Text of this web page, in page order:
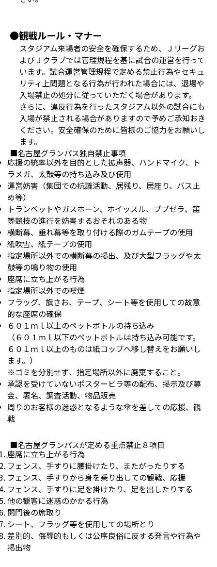
●観戦ルール・マナー
スタジアム来場者の安全を確保するため、Ｊリーグお
よびＪクラブでは管理規程を基に試合の運営を行って
います。試合運営管理規程で定める禁止行為やセキュ
リティ上問題となる行為が行われた場合には、退場や
入場禁止の処分に従っていただく場合があります。
さらに、違反行為を行ったスタジアム以外の試合にも
入場が禁止される場合がありますので予めご承知おき
ください。安全確保のために皆様のご協力をお願いし
ます。
■名古屋グランパス独自禁止事項
応援の統率以外を目的とした拡声器、ハンドマイク、ト
ラメガ、太鼓等の持ち込み及び使用
運営妨害（集団での抗議活動、居残り、居座り、バス止
め等）
トランペットやガスホーン、ホイッスル、ブブゼラ、笛
等競技の進行を妨害するおそれのある物
横断幕、垂れ幕等を取り付ける際のガムテープの使用
紙吹雪、紙テープの使用
指定場所以外での横断幕の掲出、及び大型フラッグや太
鼓等の鳴り物の使用
座席に立ち上がる行為
指定場所以外での喫煙
フラッグ、旗さお、テープ、シート等を使用しての故意
的な座席の確保
６０１ｍｌ以上のペットボトルの持ち込み
（６０１ｍｌ以下のペットボトルは持ち込み可能です。
６０１ｍｌ以上のものは紙コップへ移し替えをお願いし
ます。）
※ゴミを分別せず、指定場所以外に廃棄すること。
承認を受けていないポスタービラ等の配布、掲示及び募
金、署名、調査活動、物品販売
周りのお客様の迷惑となるような傘を差しての応援、観
戦
■名古屋グランパスが定める重点禁止８項目
座席に立ち上がる行為
フェンス、手すりに腰掛けたり、またがったりする
フェンス、手すりから身を乗り出しての観戦、応援
フェンス、手すりに足を掛けたり、足を出したりする
他の観客に迷惑のかかる行為
開門後の席取り
シート、フラッグ等を使用しての場所とり
差別的、侮辱的もしくは公序良俗に反する発言や行為や
掲出物